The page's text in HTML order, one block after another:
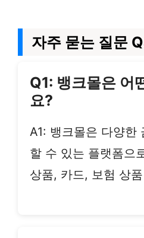
자주 묻는 질문
Q1: 뱅크몰은 어
요?
A1: 뱅크몰은 다양한
할 수 있는 플랫폼으
상품, 카드, 보험 상